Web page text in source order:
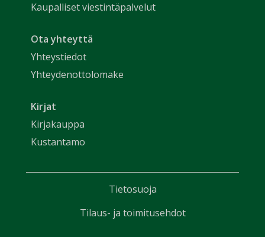
Kaupalliset viestintäpalvelut
Ota yhteyttä
Yhteystiedot
Yhteydenottolomake
Kirjat
Kirjakauppa
Kustantamo
Tietosuoja
Tilaus- ja toimitusehdot